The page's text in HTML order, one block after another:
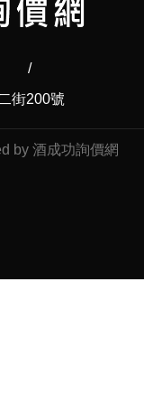
/
街200號
by 酒成功詢價網